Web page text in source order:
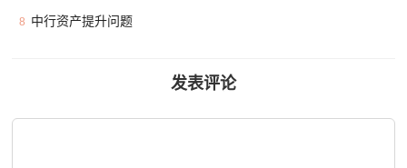
8 中行资产提升问题
发表评论